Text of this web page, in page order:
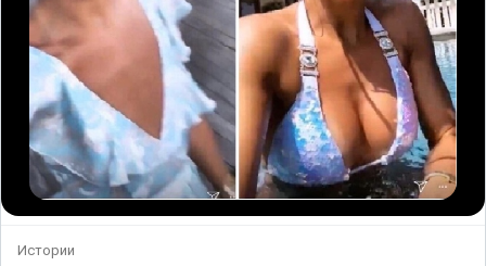
Истории